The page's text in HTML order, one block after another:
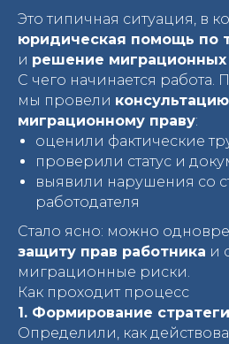
Это типичная ситуация, в
юридическая помощь по
и решение миграционных
С чего начинается работа.
мы провели
миграционному праву:
оценили фактические
проверили статус и
выявили нарушения со
работодателя
Стало ясно: можно
защиту прав работника и
миграционные риски.
Как проходит процесс
1. Формирование
Определили, как